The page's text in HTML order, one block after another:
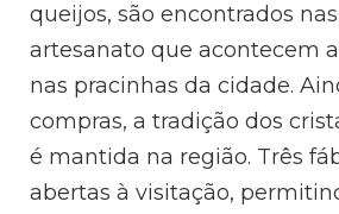
queijos, são encontrados
artesanato que acontecem
nas pracinhas da cidade.
compras, a tradição dos
é mantida na região. Três
abertas à visitação,